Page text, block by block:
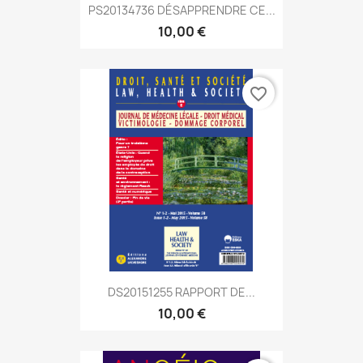
PS20134736 DÉSAPPRENDRE CE...
10,00 €
DS20151255 RAPPORT DE...
10,00 €
favorite_border